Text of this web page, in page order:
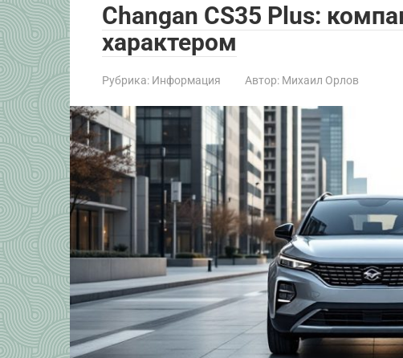
Changan CS35 Plus:
характером
Рубрика: Информация Автор: Михаил Орлов